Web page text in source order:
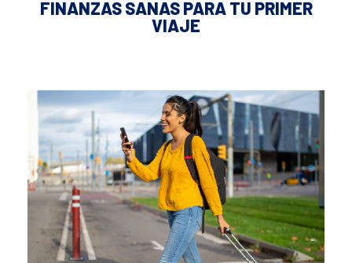
FINANZAS SANAS PARA TU PRIMER
VIAJE